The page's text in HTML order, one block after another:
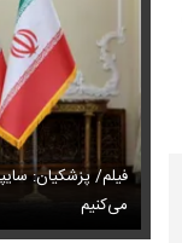
فیلم/ پزشکیان:
می‌کنیمعکس دیده‌نشده